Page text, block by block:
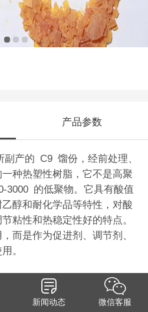
产品参数
副产的 C9 馏份，经前处理、
种热塑性树脂，它不是高聚
3000 的低聚物。它具有酸值
醇和耐化学品等特性，对酸
粘性和热稳定性好的特点。
而是作为促进剂、调节剂、
用。
软化点的C9石油树脂，油漆
光泽度，提高漆膜附着力、
新闻动态 微信客服